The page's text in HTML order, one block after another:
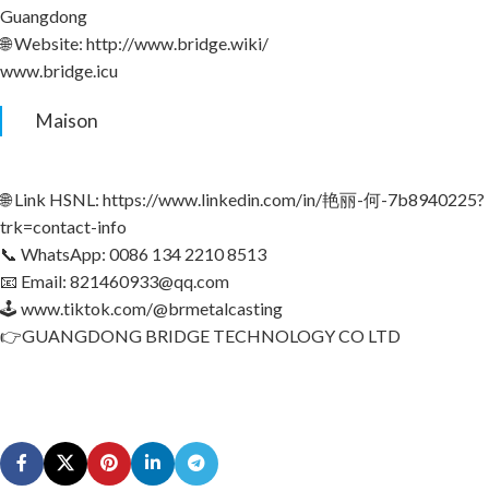
Guangdong
🌐 Website: http://www.bridge.wiki/
www.bridge.icu
Maison
🌐 Link HSNL: https://www.linkedin.com/in/艳丽-何-7b8940225?
trk=contact-info
📞 WhatsApp: 0086 134 2210 8513
📧 Email: 821460933@qq.com
🕹 www.tiktok.com/@brmetalcasting
👉GUANGDONG BRIDGE TECHNOLOGY CO LTD